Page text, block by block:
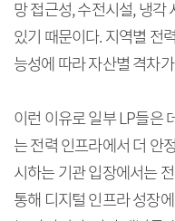
망 접근성, 수전시설, 냉각
있기 때문이다. 지역별 전
능성에 따라 자산별 격차
이런 이유로 일부 LP들은
는 전력 인프라에서 더 안
시하는 기관 입장에서는
통해 디지털 인프라 성장